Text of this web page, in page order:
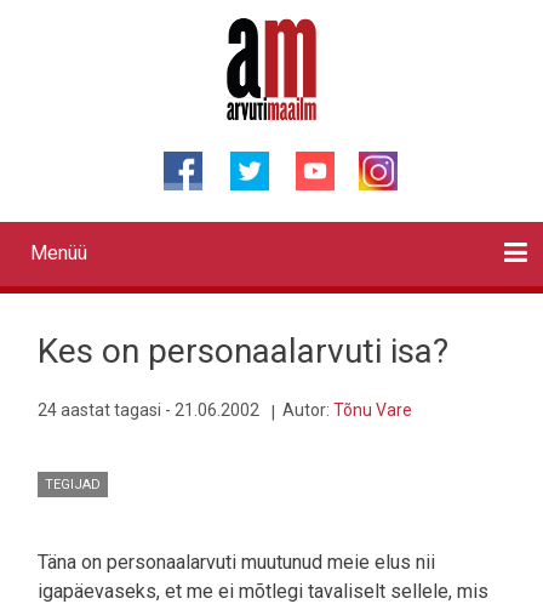
Primary
links
Menüü
Kes on personaalarvuti isa?
24 aastat tagasi - 21.06.2002 Autor: Tõnu Vare
TEGIJAD
Täna on personaalarvuti muutunud meie elus nii
igapäevaseks, et me ei mõtlegi tavaliselt sellele, mis